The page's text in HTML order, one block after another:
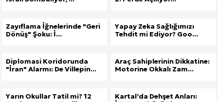
Zayıflama İğnelerinde "Geri
Dönüş" Şoku: İ...
Yapay Zeka Sağlığımızı
Tehdit mi Ediyor? Goo...
Diplomasi Koridorunda
"İran" Alarmı: De Villepin...
Araç Sahiplerinin Dikkatine:
Motorine Okkalı Zam...
Yarın Okullar Tatil mi? 12
Kartal’da Dehşet Anları: